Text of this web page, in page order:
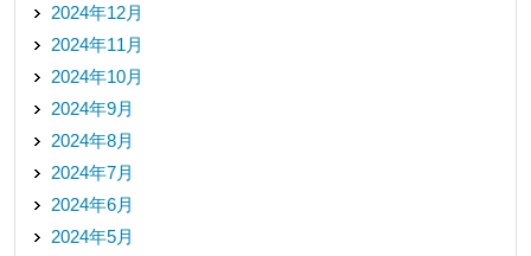
2024年12月
2024年11月
2024年10月
2024年9月
2024年8月
2024年7月
2024年6月
2024年5月